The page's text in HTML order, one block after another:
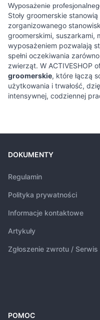
Wyposażenie
Stoły groomerskie
zorganizowanego
groomerskimi, suszarkami,
wyposażeniem pozwalają
spełni oczekiwania
zwierząt. W ACTIVESHOP
groomerskie, które łączą
użytkowania i trwałość,
intensywnej, codziennej
DOKUMENTY
Regulamin
Polityka prywatności
Informacje kontaktowe
Artykuły
Zgłoszenie zwrotu / Serwis
POMOC